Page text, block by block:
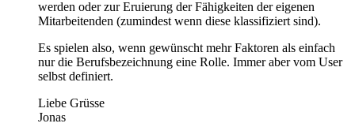
werden oder zur Eruierung der Fähigkeiten der eigenen
Mitarbeitenden (zumindest wenn diese klassifiziert sind).
Es spielen also, wenn gewünscht mehr Faktoren als einfach
nur die Berufsbezeichnung eine Rolle. Immer aber vom User
selbst definiert.
Liebe Grüsse
Jonas